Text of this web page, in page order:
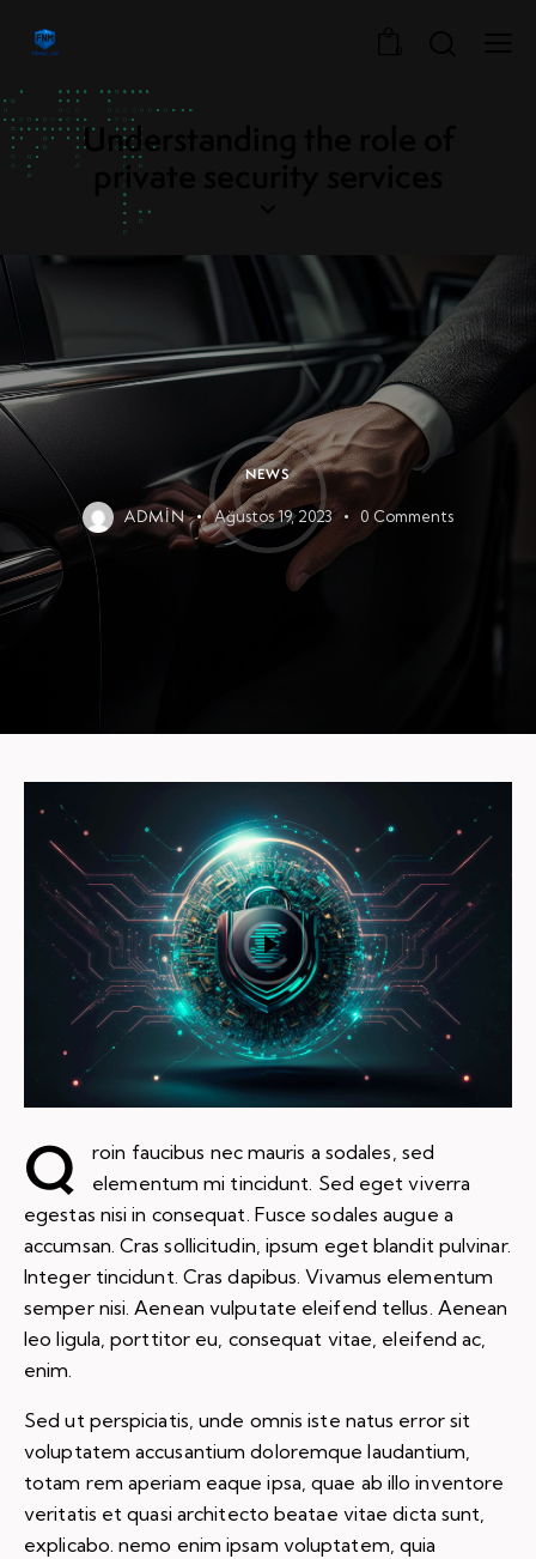
Understanding the role of
private security services
NEWS
ADMIN Ağustos 19, 2023 0 Comments
Q
roin faucibus nec mauris a sodales, sed
elementum mi tincidunt. Sed eget viverra
egestas nisi in consequat. Fusce sodales augue a
accumsan. Cras sollicitudin, ipsum eget blandit pulvinar.
Integer tincidunt. Cras dapibus. Vivamus elementum
semper nisi. Aenean vulputate eleifend tellus. Aenean
leo ligula, porttitor eu, consequat vitae, eleifend ac,
enim.
Sed ut perspiciatis, unde omnis iste natus error sit
voluptatem accusantium doloremque laudantium,
totam rem aperiam eaque ipsa, quae ab illo inventore
veritatis et quasi architecto beatae vitae dicta sunt,
explicabo. nemo enim ipsam voluptatem, quia